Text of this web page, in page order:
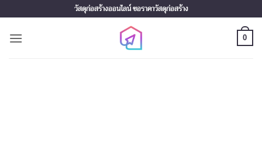
to
content
วัสดุก่อสร้างออนไลน์ ขอราคาวัสดุก่อสร้าง
0